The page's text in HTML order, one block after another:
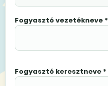
Fogyasztó vezetékneve *
Fogyasztó keresztneve *